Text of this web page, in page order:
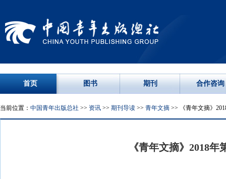
首页 图书 期刊 合作咨询
当前位置： 中国青年出版总社 >> 资讯 >> 期刊导读 >> 青年文摘 >> 《青年文摘》
《青年文摘》2018年